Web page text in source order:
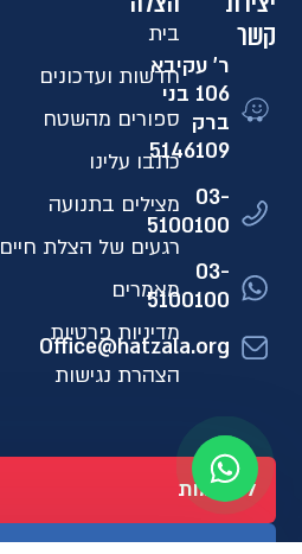
קשר
ר' עקיבא
106 בני
ברק
5146109​
03-
5100100
03-
5100100
Office@hatzala.org
בית
חדשות ועדכונים
ספורים מהשטח
כתבו עלינו
מצילים בתנועה
רגעים של הצלת חיים
מאמרים
מדיניות פרטיות
הצהרת נגישות
לתרומות